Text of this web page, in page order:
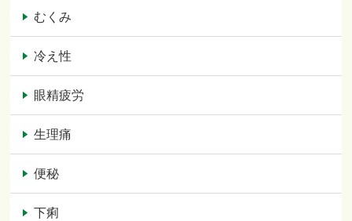
むくみ
冷え性
眼精疲労
生理痛
便秘
下痢